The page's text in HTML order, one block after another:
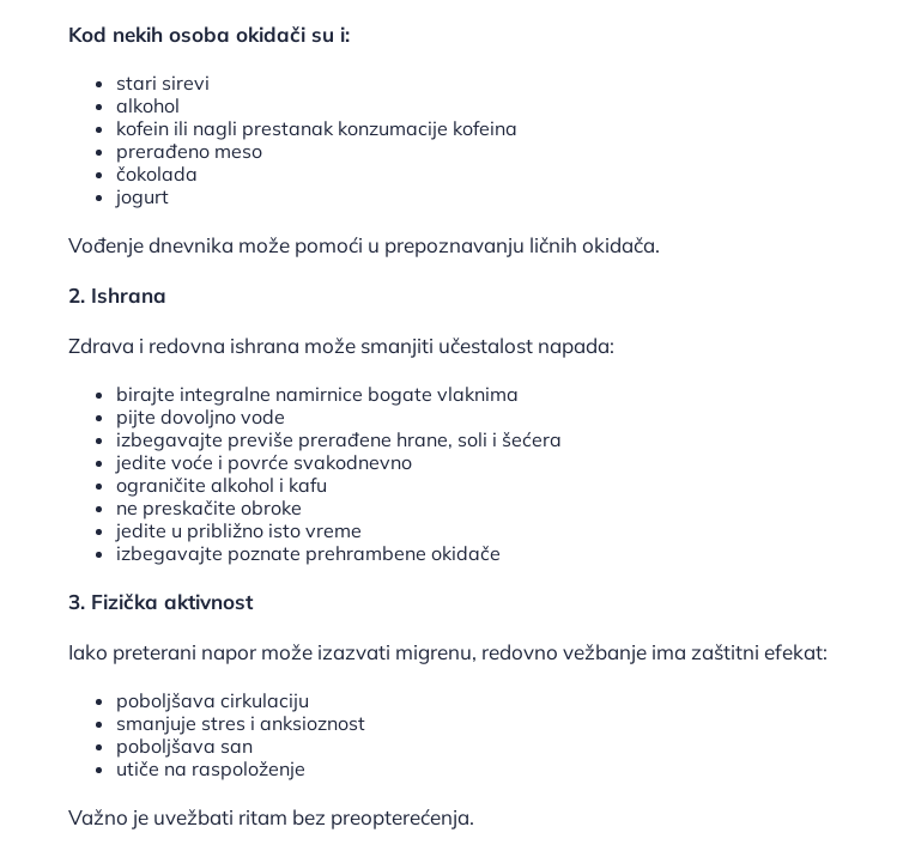
Kod nekih osoba okidači su i:
stari sirevi
alkohol
kofein ili nagli prestanak konzumacije kofeina
prerađeno meso
čokolada
jogurt
Vođenje dnevnika može pomoći u prepoznavanju ličnih okidača.
2. Ishrana
Zdrava i redovna ishrana može smanjiti učestalost napada:
birajte integralne namirnice bogate vlaknima
pijte dovoljno vode
izbegavajte previše prerađene hrane, soli i šećera
jedite voće i povrće svakodnevno
ograničite alkohol i kafu
ne preskačite obroke
jedite u približno isto vreme
izbegavajte poznate prehrambene okidače
3. Fizička aktivnost
Iako preterani napor može izazvati migrenu, redovno vežbanje ima zaštitni efekat:
poboljšava cirkulaciju
smanjuje stres i anksioznost
poboljšava san
utiče na raspoloženje
Važno je uvežbati ritam bez preopterećenja.